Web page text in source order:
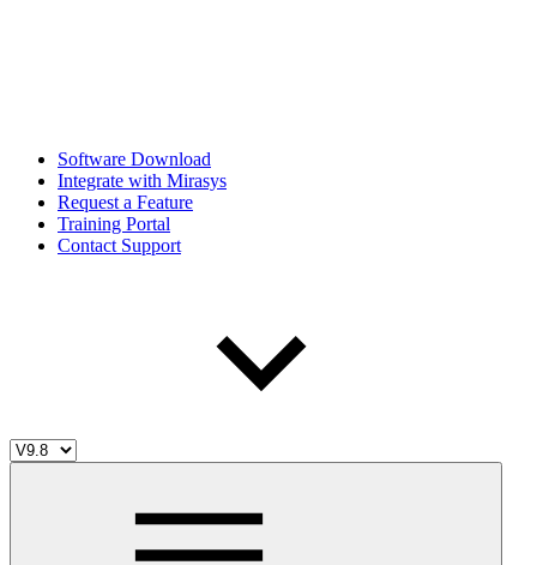
Software Download
Integrate with Mirasys
Request a Feature
Training Portal
Contact Support